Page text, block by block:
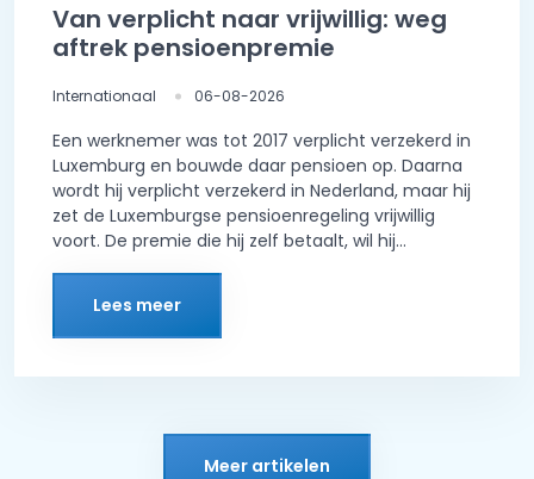
Van verplicht naar vrijwillig: weg
aftrek pensioenpremie
Internationaal 06-08-2026
Een werknemer was tot 2017 verplicht verzekerd in
Luxemburg en bouwde daar pensioen op. Daarna
wordt hij verplicht verzekerd in Nederland, maar hij
zet de Luxemburgse pensioenregeling vrijwillig
voort. De premie die hij zelf betaalt, wil hij...
Lees meer
Meer artikelen